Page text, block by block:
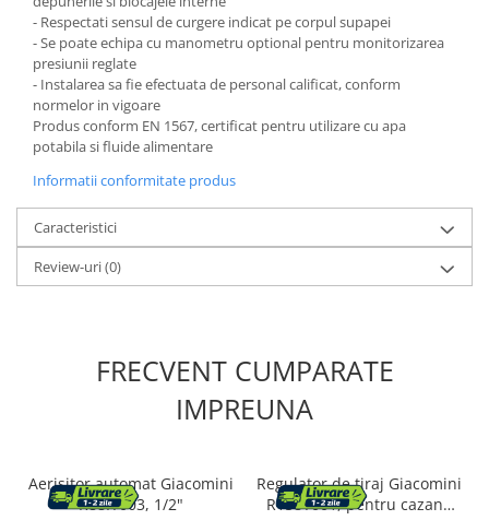
Pantofare
Decoratiuni
Plante artificiale
Riflaje
Suporturi flori si ghivece
Pet Shop
Ansambluri de joaca animale
Electronice & Iluminat
Radio cu ceas & portabile
- Respectati sensul de curgere indicat pe corpul supapei
- Se poate echipa cu manometru optional pentru monitorizarea
presiunii reglate
- Instalarea sa fie efectuata de personal calificat, conform
normelor in vigoare
Produs conform EN 1567, certificat pentru utilizare cu apa
potabila si fluide alimentare
Informatii conformitate produs
Caracteristici
Review-uri(0)
FRECVENT CUMPARATE
IMPREUNA
Aerisitor automat Giacomini
R88IY003, 1/2"
Regulator de tiraj Giacomini
R158Y001, pentru cazane